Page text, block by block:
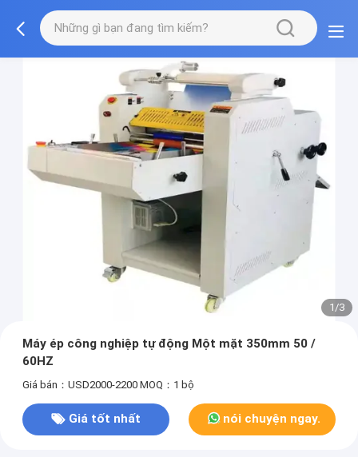
1/3
Máy ép công nghiệp tự động Một mặt 350mm 50 /
60HZ
Giá bán：USD2000-2200 MOQ：1 bộ
Giá tốt nhất nói chuyện ngay.